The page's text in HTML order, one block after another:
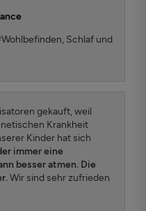
Schlaf und
gekauft, weil
Krankheit
Kinder hat sich
immer eine
besser atmen. Die
Wir sind sehr zufrieden